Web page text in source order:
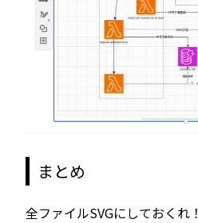
まとめ
全ファイルSVGにしておくれ！